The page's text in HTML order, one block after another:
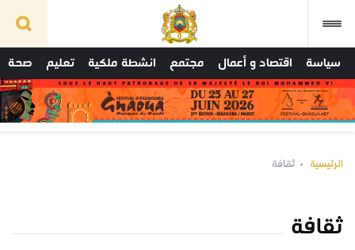
سياسة اقتصاد و أعمال مجتمع انشطة ملكية تعليم صحة
الرئيسية ثقافة
ثقافة